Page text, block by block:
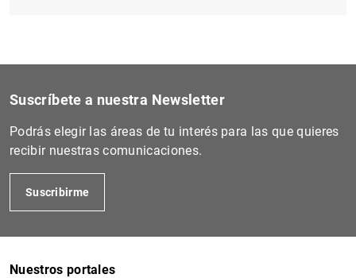
Suscríbete a nuestra Newsletter
Podrás elegir las áreas de tu interés para las que quieres
recibir nuestras comunicaciones.
Suscribirme
Nuestros portales